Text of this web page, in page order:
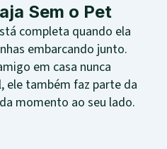
Sem o Pet
completa quando ela
embarcando junto.
em casa nunca
ele também faz parte da
momento ao seu lado.